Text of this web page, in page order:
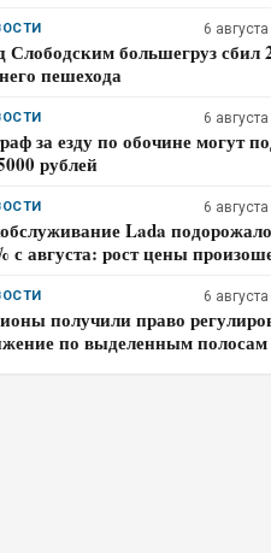
для бюджета дороже
6
Слободским большегруз сбил
пешехода
6
за езду по обочине могут
рублей
6
Lada
с августа: рост цены
6
получили право
по выделенным полосам